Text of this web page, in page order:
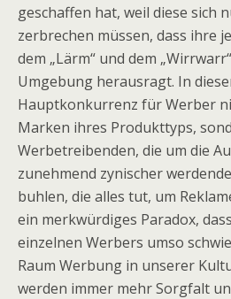
geschaffen hat, weil diese sich
zerbrechen müssen, dass ihre
dem „Lärm“ und dem
Umgebung herausragt. In
Hauptkonkurrenz für Werber
Marken ihres Produkttyps,
Werbetreibenden, die um die
zunehmend zynischer
buhlen, die alles tut, um
ein merkwürdiges Paradox,
einzelnen Werbers umso
Raum Werbung in unserer
werden immer mehr Sorgfalt